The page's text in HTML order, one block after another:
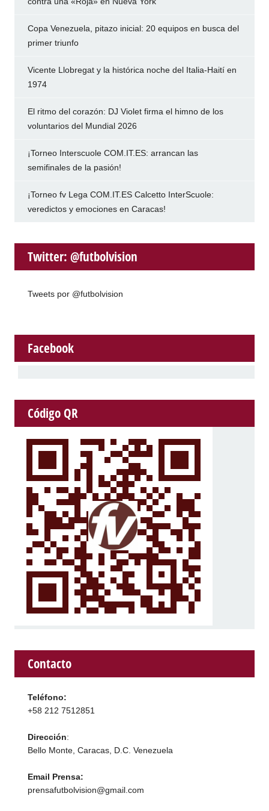
Copa Venezuela, pitazo inicial: 20 equipos en busca del
primer triunfo
Vicente Llobregat y la histórica noche del Italia-Haití en
1974
El ritmo del corazón: DJ Violet firma el himno de los
voluntarios del Mundial 2026
¡Torneo Interscuole COM.IT.ES: arrancan las
semifinales de la pasión!
¡Torneo fv Lega COM.IT.ES Calcetto InterScuole:
veredictos y emociones en Caracas!
Twitter: @futbolvision
Tweets por @futbolvision
Facebook
Código QR
Contacto
Teléfono:
+58 212 7512851
Dirección:
Bello Monte, Caracas, D.C. Venezuela
Email Prensa:
prensafutbolvision@gmail.com